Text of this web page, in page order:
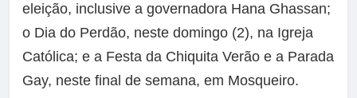
eleição, inclusive a governadora Hana Ghassan;
o Dia do Perdão, neste domingo (2), na Igreja
Católica; e a Festa da Chiquita Verão e a Parada
Gay, neste final de semana, em Mosqueiro.